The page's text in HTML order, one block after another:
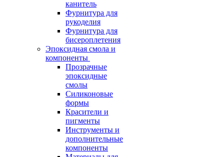
канитель
Фурнитура для
рукоделия
Фурнитура для
бисероплетения
Эпоксидная смола и
компоненты
Прозрачные
эпоксидные
смолы
Силиконовые
формы
Красители и
пигменты
Инструменты и
дополнительные
компоненты